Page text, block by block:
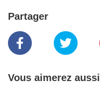
Partager
Vous aimerez aussi